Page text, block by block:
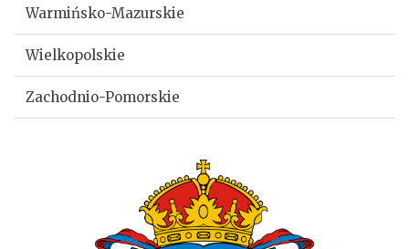
Warmińsko-Mazurskie
Wielkopolskie
Zachodnio-Pomorskie